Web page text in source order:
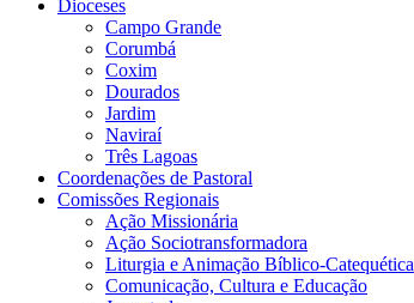
Dioceses
Campo Grande
Corumbá
Coxim
Dourados
Jardim
Naviraí
Três Lagoas
Coordenações de Pastoral
Comissões Regionais
Ação Missionária
Ação Sociotransformadora
Liturgia e Animação Bíblico-Catequética
Comunicação, Cultura e Educação